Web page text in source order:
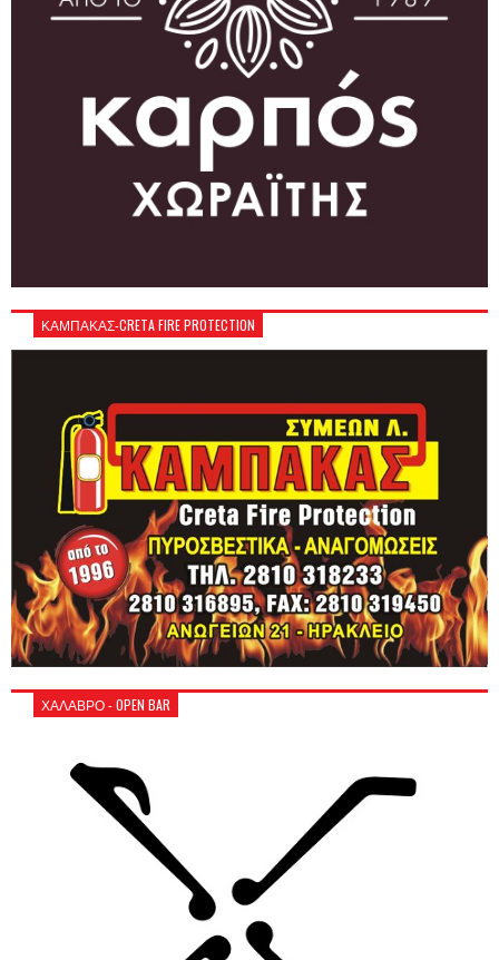
ΚΑΜΠΑΚΑΣ-CRETA FIRE PROTECTION
ΧΑΛΑΒΡΟ - OPEN BAR